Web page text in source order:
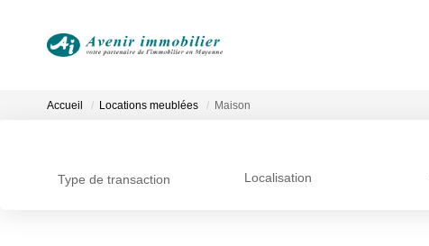
Accueil Locations meublées Maison
Type de transaction Localisation